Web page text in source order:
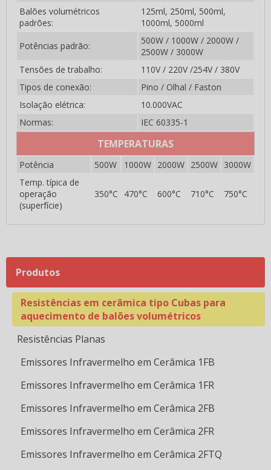
Balões volumétricos
padrões:
125ml, 250ml, 500ml,
1000ml, 5000ml
Potências padrão:
500W / 1000W / 2000W /
2500W / 3000W
Tensões de trabalho:
110V / 220V /254V / 380V
Tipos de conexão:
Pino / Olhal / Faston
Isolação elétrica:
10.000VAC
Normas:
IEC 60335-1
TEMPERATURAS
Potência 500W 1000W 2000W 2500W 3000W
Temp. típica de
operação
(superfície)
350°C 470°C 600°C 710°C 750°C
Produtos
Emissores Infravermelho em Cerâmica 1FTC
Emissores Infravermelho em Cerâmica 1GC
Emissores Infravermelho em Cerâmica 2FPC
Emissores Infravermelho em Cerâmica 2FTC
Emissores Infravermelho em Cerâmica 2GC
Emissores Infravermelho em Cerâmica 3GC
Resistencias Especiais
Emissores Infravermelho em Cerâmica 165x165mm
Emissores Infravermelho em Cerâmica 1CE
Emissores Infravermelho em Cerâmica 2CE
Emissores Infravermelho em Cerâmica 2LRC
Resistências em cerâmica tipo Cubas para
aquecimento de balões volumétricos
Resistências Planas
Emissores Infravermelho em Cerâmica 1FB
Emissores Infravermelho em Cerâmica 1FR
Emissores Infravermelho em Cerâmica 2FB
Emissores Infravermelho em Cerâmica 2FR
Emissores Infravermelho em Cerâmica 2FTQ